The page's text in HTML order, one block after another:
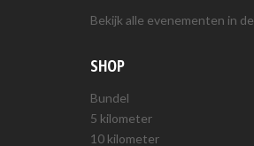
Bekijk alle evenementen in de
SHOP
Bundel
5 kilometer
10 kilometer